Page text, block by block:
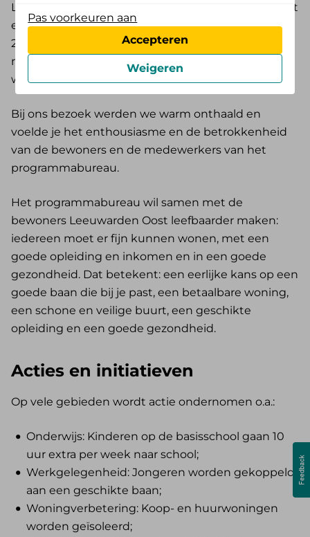
Leefbaarheid en Veiligheid is er in Leeuwarden Oost
een programma gestart in 2023 voor de komende
20 jaar. Zo’n 50 partijen werken samen om de
noodzakelijke veranderingen tot stand te brengen,
waaronder De Friesland.
Bij ons bezoek werden we warm onthaald en
voelde je het enthousiasme en de betrokkenheid
van de bewoners en de medewerkers van het
programmabureau.
Het programmabureau wil samen met de
bewoners Leeuwarden Oost leefbaarder maken:
iedereen moet er fijn kunnen wonen, met een
goede opleiding en inkomen en in een goede
gezondheid. Dat betekent: een eerlijke kans op een
goede baan die bij je past, een betaalbare woning,
een schone en veilige buurt, een geschikte
opleiding en een goede gezondheid.
Acties en initiatieven
Op vele gebieden wordt actie ondernomen o.a.:
Onderwijs: Kinderen op de basisschool gaan 10
uur extra per week naar school;
Werkgelegenheid: Jongeren worden gekoppeld
aan een geschikte baan;
Woningverbetering: Koop- en huurwoningen
worden geïsoleerd;
Pas voorkeuren aan
Accepteren
Weigeren